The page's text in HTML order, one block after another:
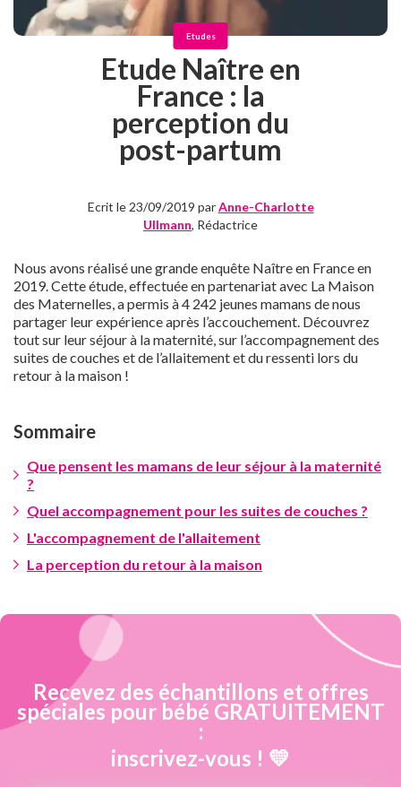
Etudes
Etude Naître en
France : la
perception du
post-partum
Ecrit le 23/09/2019 parAnne-Charlotte
Ullmann, Rédactrice
Nous avons réalisé une grande enquête Naître en France en
2019. Cette étude, effectuée en partenariat avec La Maison
des Maternelles, a permis à 4 242 jeunes mamans de nous
partager leur expérience après l’accouchement. Découvrez
tout sur leur séjour à la maternité, sur l’accompagnement des
suites de couches et de l’allaitement et du ressenti lors du
retour à la maison !
Sommaire
Que pensent les mamans de leur séjour à la maternité
?
Quel accompagnement pour les suites de couches ?
L'accompagnement de l'allaitement
La perception du retour à la maison
Recevez des échantillons et offres
spéciales pour bébé GRATUITEMENT
:
inscrivez-vous ! 💛